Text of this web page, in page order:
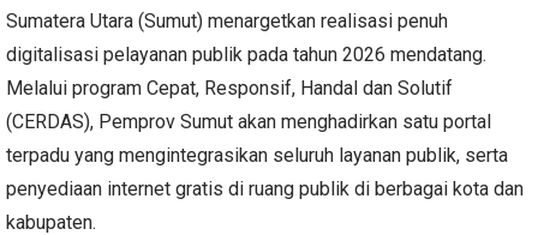
Sumatera Utara (Sumut) menargetkan realisasi penuh
digitalisasi pelayanan publik pada tahun 2026 mendatang.
Melalui program Cepat, Responsif, Handal dan Solutif
(CERDAS), Pemprov Sumut akan menghadirkan satu portal
terpadu yang mengintegrasikan seluruh layanan publik, serta
penyediaan internet gratis di ruang publik di berbagai kota dan
kabupaten.